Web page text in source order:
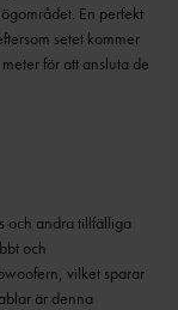
En perfekt
setet kommer
för att ansluta de
och andra tillfälliga
och
vilket sparar
är denna